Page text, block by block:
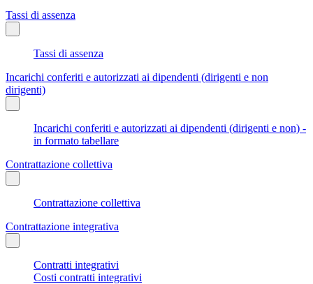
Tassi di assenza
Tassi di assenza
Incarichi conferiti e autorizzati ai dipendenti (dirigenti e non
dirigenti)
Incarichi conferiti e autorizzati ai dipendenti (dirigenti e non) -
in formato tabellare
Contrattazione collettiva
Contrattazione collettiva
Contrattazione integrativa
Contratti integrativi
Costi contratti integrativi